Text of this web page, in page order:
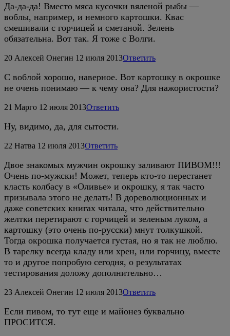
Да-да-да! Вместо мяса кусочки вяленой рыбы —
воблы, например, и немного картошки. Квас
смешивали с горчицей и сметаной. Зелень
обязательна. Вот так. Я тоже с Волги.
20 Алексей Онегин 12 июля 2013Ответить
С воблой хорошо, наверное. Вот картошку в окрошке
не очень понимаю — к чему она? Для нажористости?
21 Марго 12 июля 2013Ответить
Ну, видимо, да, для сытости.
22 Натва 12 июля 2013Ответить
Двое знакомых мужчин окрошку заливают ПИВОМ!!!
Очень по-мужски! Может, теперь кто-то перестанет
класть колбасу в «Оливье» и окрошку, я так часто
призывала этого не делать! В дореволюционных и
даже советских книгах читала, что действительно
желтки перетирают с горчицей и зеленым луком, а
картошку (это очень по-русски) мнут толкушкой.
Тогда окрошка получается густая, но я так не люблю.
В тарелку всегда кладу или хрен, или горчицу, вместе
то и другое попробую сегодня, о результатах
тестирования доложу дополнительно…
23 Алексей Онегин 12 июля 2013Ответить
Если пивом, то тут еще и майонез буквально
ПРОСИТСЯ.